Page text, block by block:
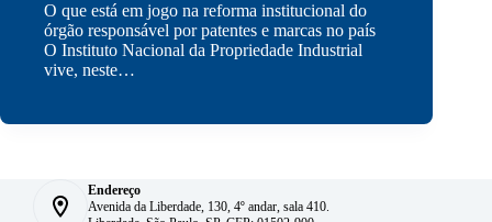
O que está em jogo na reforma institucional do
órgão responsável por patentes e marcas no país
O Instituto Nacional da Propriedade Industrial
vive, neste…
Endereço
Avenida da Liberdade, 130, 4º andar, sala 410.